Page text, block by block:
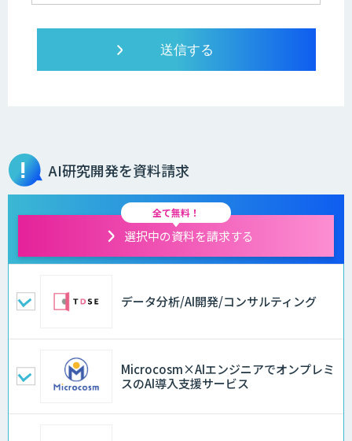
AI研究開発を資料請求
全て無料！
選択中の資料を請求する
データ分析/AI開発/コンサルティング
Microcosm×AIエンジニアでオンプレミ
スのAI導入支援サービス